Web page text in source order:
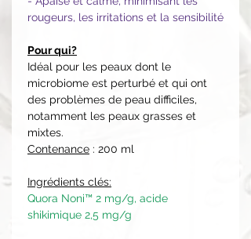
rougeurs, les irritations et la sensibilité
Pour qui?
Idéal pour les peaux dont le
microbiome est perturbé et qui ont
des problèmes de peau difficiles,
notamment les peaux grasses et
mixtes.
Contenance : 200 ml
Ingrédients clés:
Quora Noni™ 2 mg/g, acide
shikimique 2,5 mg/g